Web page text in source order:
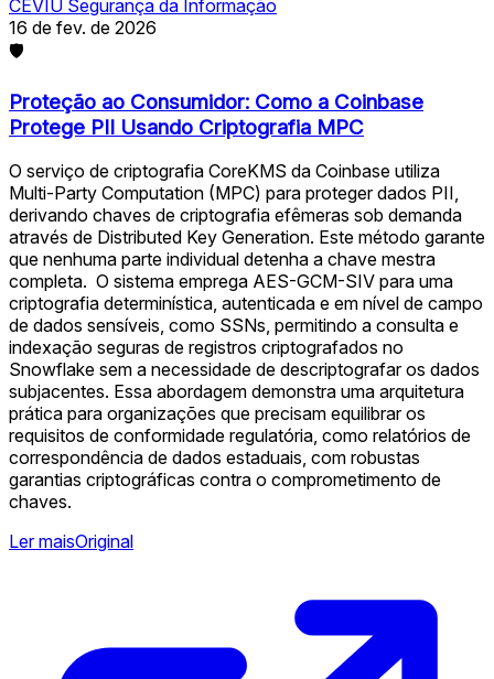
CEVIU Segurança da Informação
16 de fev. de 2026
🛡
Proteção ao Consumidor: Como a Coinbase
Protege PII Usando Criptografia MPC
O serviço de criptografia CoreKMS da Coinbase utiliza
Multi-Party Computation (MPC) para proteger dados PII,
derivando chaves de criptografia efêmeras sob demanda
através de Distributed Key Generation. Este método garante
que nenhuma parte individual detenha a chave mestra
completa. ️ O sistema emprega AES-GCM-SIV para uma
criptografia determinística, autenticada e em nível de campo
de dados sensíveis, como SSNs, permitindo a consulta e
indexação seguras de registros criptografados no
Snowflake sem a necessidade de descriptografar os dados
subjacentes. Essa abordagem demonstra uma arquitetura
prática para organizações que precisam equilibrar os
requisitos de conformidade regulatória, como relatórios de
correspondência de dados estaduais, com robustas
garantias criptográficas contra o comprometimento de
chaves.
Ler maisOriginal